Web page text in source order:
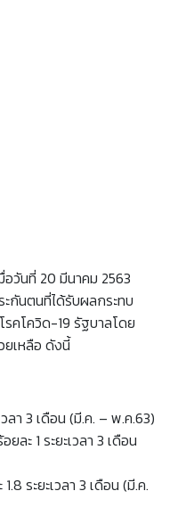
วันที่ 20 มีนาคม 2563
กันตนที่ได้รับผลกระทบ
คโควิด-19 รัฐบาลโดย
ยเหลือ ดังนี้
ลา 3 เดือน (มี.ค. – พ.ค.63)
ละ 1 ระยะเวลา 3 เดือน
ระยะเวลา 3 เดือน (มี.ค.